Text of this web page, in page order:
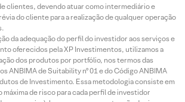
clientes, devendo atuar como intermediário e
do cliente para a realização de qualquer operação
da adequação do perfil do investidor aos serviços e
oferecidos pela XP Investimentos, utilizamos a
dos produtos por portfólio, nos termos das
ANBIMA de Suitability nº 01 e do Código ANBIMA
de Investimento. Essa metodologia consiste em
de risco para cada perfil de investidor